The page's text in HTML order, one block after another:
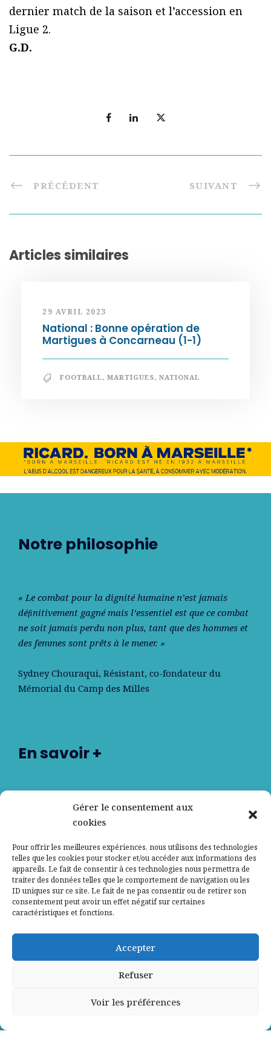
Gérer le consentement aux
cookies
Pour offrir les meilleures expériences, nous utilisons des technologies
telles que les cookies pour stocker et/ou accéder aux informations des
appareils. Le fait de consentir à ces technologies nous permettra de
traiter des données telles que le comportement de navigation ou les
ID uniques sur ce site. Le fait de ne pas consentir ou de retirer son
consentement peut avoir un effet négatif sur certaines
caractéristiques et fonctions.
Accepter
Refuser
Voir les préférences
dernier match de la saison et l’accession en
Ligue 2.
G.D.
PRÉCÉDENT SUIVANT
Articles similaires
29 AVRIL 2023
National : Bonne opération de
Martigues à Concarneau (1-1)
FOOTBALL, MARTIGUES, NATIONAL
Notre philosophie
« Le combat pour la dignité humaine n’est jamais
déﬁnitivement gagné mais l’essentiel est que ce combat
ne soit jamais perdu non plus, tant que des hommes et
des femmes sont prêts à le mener. »
Sydney Chouraqui, Résistant, co-fondateur du
Mémorial du Camp des Milles
En savoir +
Nos partenaires
Contactez-nous
Mentions légales